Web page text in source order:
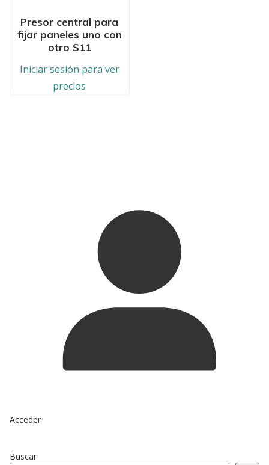
Presor central para
fijar paneles uno con
otro S11
Iniciar sesión para ver
precios
Acceder
Buscar